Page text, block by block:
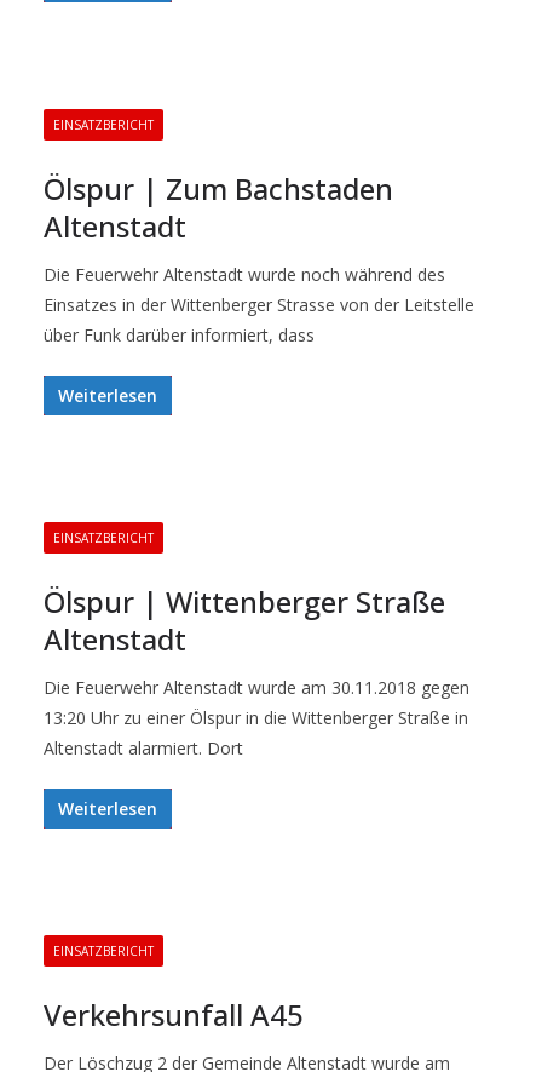
EINSATZBERICHT
Ölspur | Zum Bachstaden
Altenstadt
Die Feuerwehr Altenstadt wurde noch während des
Einsatzes in der Wittenberger Strasse von der Leitstelle
über Funk darüber informiert, dass
Weiterlesen
EINSATZBERICHT
Ölspur | Wittenberger Straße
Altenstadt
Die Feuerwehr Altenstadt wurde am 30.11.2018 gegen
13:20 Uhr zu einer Ölspur in die Wittenberger Straße in
Altenstadt alarmiert. Dort
Weiterlesen
EINSATZBERICHT
Verkehrsunfall A45
Der Löschzug 2 der Gemeinde Altenstadt wurde am